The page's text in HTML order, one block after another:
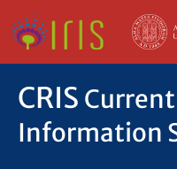
CRIS
Information